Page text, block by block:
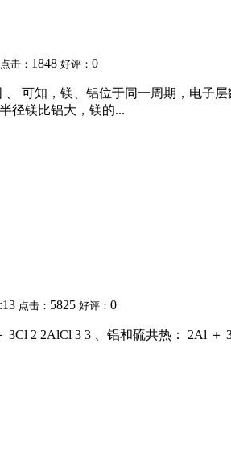
点击： 1848 好评： 0
可知，镁、铝位于同一周期，电子
径镁比铝大，镁的...
点击： 5825 好评： 0
2 2AlCl 3 3 、铝和硫共热： 2Al ＋